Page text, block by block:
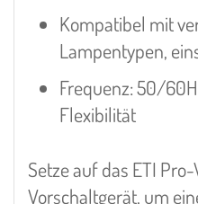
Kompatibel mit
Lampentypen,
Frequenz: 50/
Flexibilität
Setze auf das ETI
Vorschaltgerät, um